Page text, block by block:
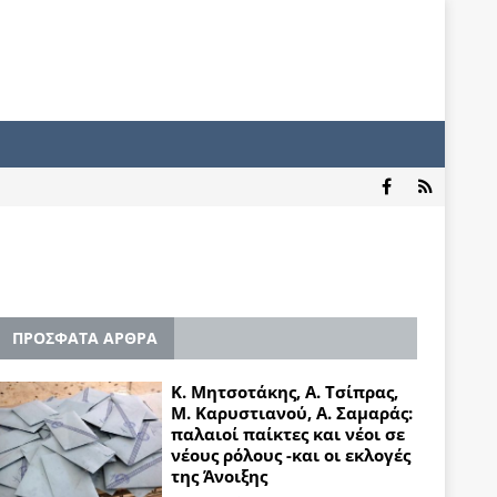
ΠΡΟΣΦΑΤΑ ΑΡΘΡΑ
Κ. Μητσοτάκης, Α. Τσίπρας,
Μ. Καρυστιανού, Α. Σαμαράς:
παλαιοί παίκτες και νέοι σε
νέους ρόλους -και οι εκλογές
της Άνοιξης